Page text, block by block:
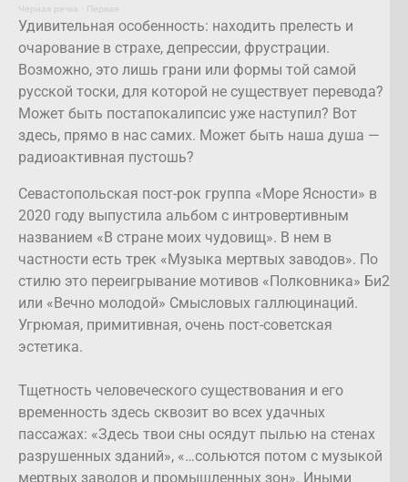
Черная речка · Первая
Удивительная особенность: находить прелесть и
очарование в страхе, депрессии, фрустрации.
Возможно, это лишь грани или формы той самой
русской тоски, для которой не существует перевода?
Может быть постапокалипсис уже наступил? Вот
здесь, прямо в нас самих. Может быть наша душа —
радиоактивная пустошь?
Севастопольская пост-рок группа «Море Ясности» в
2020 году выпустила альбом с интровертивным
названием «В стране моих чудовищ». В нем в
частности есть трек «Музыка мертвых заводов». По
стилю это переигрывание мотивов «Полковника» Би2
или «Вечно молодой» Смысловых галлюцинаций.
Угрюмая, примитивная, очень пост-советская
эстетика.
Тщетность человеческого существования и его
временность здесь сквозит во всех удачных
пассажах: «Здесь твои сны осядут пылью на стенах
разрушенных зданий», «…сольются потом с музыкой
мертвых заводов и промышленных зон». Иными